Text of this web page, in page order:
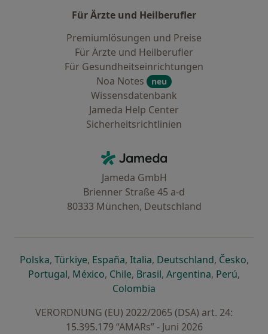
Für Ärzte und Heilberufler
Premiumlösungen und Preise
Für Ärzte und Heilberufler
Für Gesundheitseinrichtungen
Noa Notes
neu
Wissensdatenbank
Jameda Help Center
Sicherheitsrichtlinien
Jameda - Startseite
Jameda GmbH
Brienner Straße 45 a-d
80333 München, Deutschland
Polskaöffnet in einer neuen Registerkarte
, Türkiyeöffnet in einer neuen Registerkarte
, Españaöffnet in einer neuen
, Italiaöffnet in einer neuen
, Deutschlandöffnet in
, Česko,
Portugalöffnet in einer neuen Registerkarte
, Méxicoöffnet in einer neuen Registerkarte
, Chileöffnet in einer neuen
, Brasilöffnet in einer neuen
, Argentinaöffnet in
, Perúöffnet
,
Colombia
VERORDNUNG (EU) 2022/2065 (DSA) art. 24:
15.395.179 “AMARs” - Juni 2026